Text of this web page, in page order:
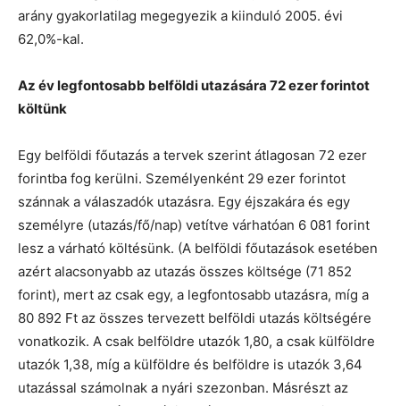
arány gyakorlatilag megegyezik a kiinduló 2005. évi
62,0%-kal.
Az év legfontosabb belföldi utazására 72 ezer forintot
költünk
Egy belföldi főutazás a tervek szerint átlagosan 72 ezer
forintba fog kerülni. Személyenként 29 ezer forintot
szánnak a válaszadók utazásra. Egy éjszakára és egy
személyre (utazás/fő/nap) vetítve várhatóan 6 081 forint
lesz a várható költésünk. (A belföldi főutazások esetében
azért alacsonyabb az utazás összes költsége (71 852
forint), mert az csak egy, a legfontosabb utazásra, míg a
80 892 Ft az összes tervezett belföldi utazás költségére
vonatkozik. A csak belföldre utazók 1,80, a csak külföldre
utazók 1,38, míg a külföldre és belföldre is utazók 3,64
utazással számolnak a nyári szezonban. Másrészt az